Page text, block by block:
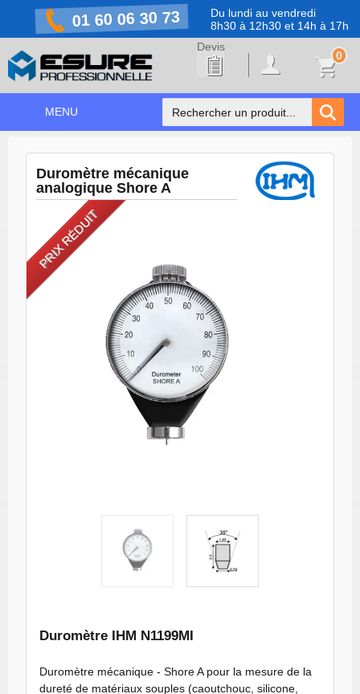
01 60 06 30 73
Du lundi au vendredi
8h30 à 12h30 et 14h à 17h
0
MENU
NOS PRODUITS
NOS MARQUES
NOS PROMOTIONS
PRÉVENTION COVID-19
Duromètre mécanique
analogique Shore A
PRIX RÉDUIT
analogique -
Shore A
miniature 662
analogique -
Shore A
miniature 916
Duromètre IHM N1199MI
Duromètre mécanique - Shore A pour la mesure de la
dureté de matériaux souples (caoutchouc, silicone,